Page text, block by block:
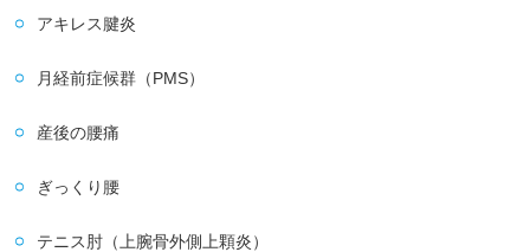
アキレス腱炎
月経前症候群（PMS）
産後の腰痛
ぎっくり腰
テニス肘（上腕骨外側上顆炎）